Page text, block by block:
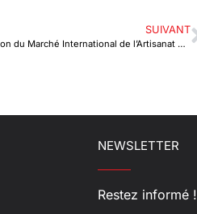
SUIVANT
Une nouvelle édition du Marché International de l’Artisanat du Togo (MIATO)
NEWSLETTER
Restez informé !